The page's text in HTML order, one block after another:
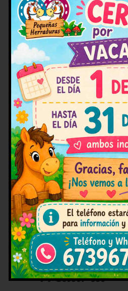
poder elegir entre
mejor se adapte a
primera de ella es
día, los peques van a
9 hasta las 14 horas,
alternativa incluye el
segunda opción
día completo, los
pequeñas van a
hasta las 18 horas,
incluye almuerzo,
merienda.
verano
Madrid